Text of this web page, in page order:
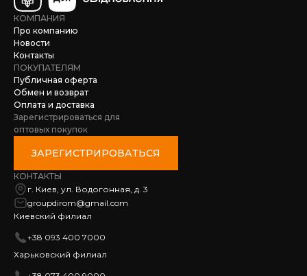
КОМПАНИЯ
Про компанию
Новости
Контакты
ПОКУПАТЕЛЯМ
Публичная оферта
Обмен и возврат
Оплата и доставка
Зарегистрироваться для
оптовых покупок
ЗАРЕГИСТРИРОВАТЬСЯ
КОНТАКТЫ
г. Киев, ул. Водогонная, д. 3
groupdirom@gmail.com
Киевский филиал
+38 093 400 7000
Харьковский филиал